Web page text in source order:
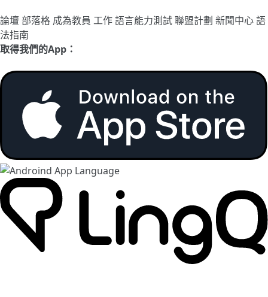
論壇部落格 成為教員 工作語言能力測試聯盟計劃 新聞中心語
法指南
取得我們的App：